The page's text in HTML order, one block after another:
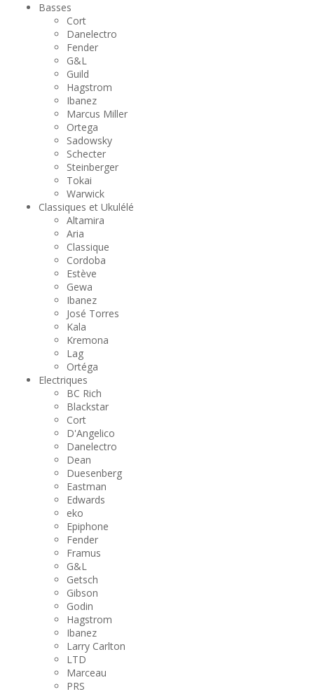
Basses
Cort
Danelectro
Fender
G&L
Guild
Hagstrom
Ibanez
Marcus Miller
Ortega
Sadowsky
Schecter
Steinberger
Tokai
Warwick
Classiques et Ukulélé
Altamira
Aria
Classique
Cordoba
Estève
Gewa
Ibanez
José Torres
Kala
Kremona
Lag
Ortéga
Electriques
BC Rich
Blackstar
Cort
D'Angelico
Danelectro
Dean
Duesenberg
Eastman
Edwards
eko
Epiphone
Fender
Framus
G&L
Getsch
Gibson
Godin
Hagstrom
Ibanez
Larry Carlton
LTD
Marceau
PRS